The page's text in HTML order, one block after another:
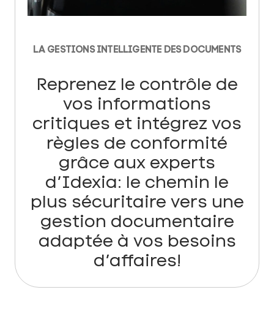
LA GESTIONS INTELLIGENTE DES DOCUMENTS
Reprenez le contrôle de
vos informations
critiques et intégrez vos
règles de conformité
grâce aux experts
d’Idexia: le chemin le
plus sécuritaire vers une
gestion documentaire
adaptée à vos besoins
d’affaires!